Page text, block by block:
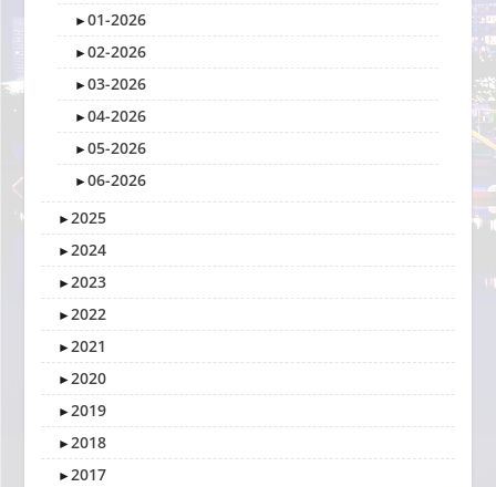
►01-2026
►02-2026
►03-2026
►04-2026
►05-2026
►06-2026
►2025
►2024
►2023
►2022
►2021
►2020
►2019
►2018
►2017